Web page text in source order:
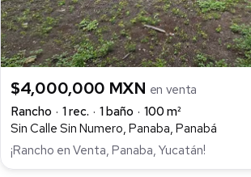
$4,000,000 MXN en venta
Rancho
1 rec. 1 baño
100 m²
Sin Calle Sin Numero, Panaba, Panabá
¡Rancho en Venta, Panaba, Yucatán!